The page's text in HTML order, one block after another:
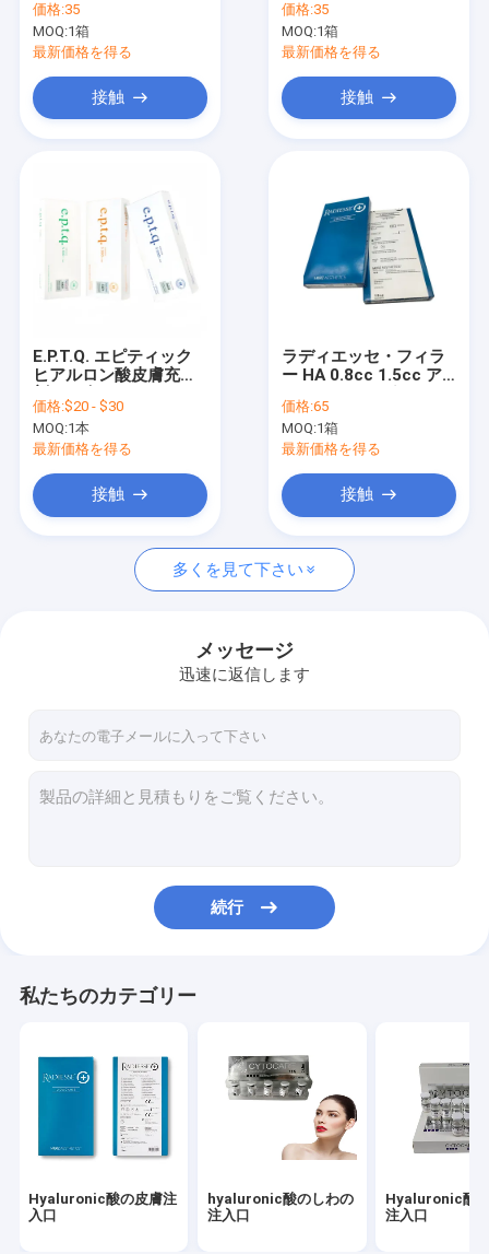
私達について
工場旅行
私達に連絡しなさい
ニュース
引用を要求しなさい
hyaluronic酸のしわの注入口
Hyaluronic酸の注入の注入口
PDO PCL PLLAの糸
金蛋白質のペプチッド
女性のきつく締まるゲル
Dermaの平になるキット
マイクロCannulaの針
ン酸皮膚用フィルラー
価格:35
MOQ:1箱
最新価格を得る
接触
価格:35
MOQ:1箱
最新価格を得る
接触
E.P.T.Q. エピティック
ヒアルロン酸皮膚充填
承認Eptq Ha充填剤 ヒ
アルロン酸エピティッ
ク充填剤 24mg/ml
価格:$20 - $30
MOQ:1本
最新価格を得る
接触
ラディエッセ・フィラ
ー HA 0.8cc 1.5cc ア
価格:65
MOQ:1箱
最新価格を得る
接触
多くを見て下さい
メッセージ
迅速に返信します
続行
私たちのカテゴリー
Hyaluronic酸の皮膚注
入口
hyaluronic酸のしわの
注入口
Hyaluronic酸
注入口